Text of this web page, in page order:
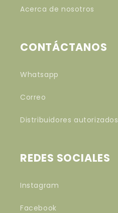
Acerca de nosotros
CONTÁCTANOS
Whatsapp
Correo
Distribuidores autorizados
REDES SOCIALES
Instagram
Facebook